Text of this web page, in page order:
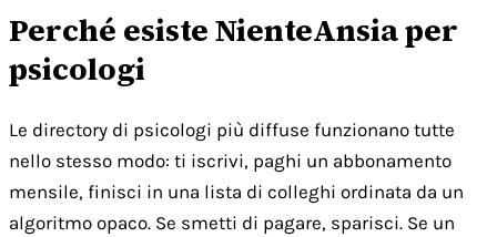
Perché esiste NienteAnsia per
psicologi
Le directory di psicologi più diffuse funzionano tutte
nello stesso modo: ti iscrivi, paghi un abbonamento
mensile, finisci in una lista di colleghi ordinata da un
algoritmo opaco. Se smetti di pagare, sparisci. Se un